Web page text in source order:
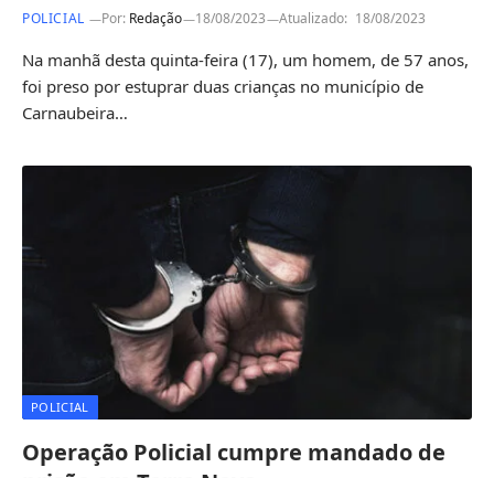
POLICIAL Por: Redação 18/08/2023 Atualizado: 18/08/2023
Na manhã desta quinta-feira (17), um homem, de 57 anos,
foi preso por estuprar duas crianças no município de
Carnaubeira…
POLICIAL
Operação Policial cumpre mandado de